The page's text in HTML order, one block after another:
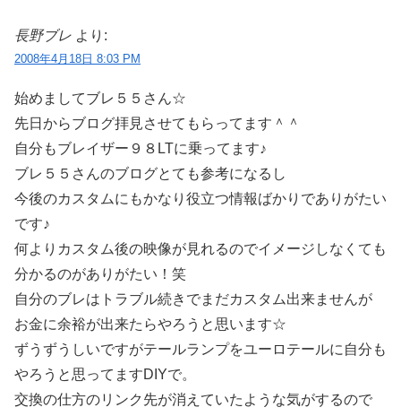
長野ブレ より:
2008年4月18日 8:03 PM
始めましてブレ５５さん☆
先日からブログ拝見させてもらってます＾＾
自分もブレイザー９８LTに乗ってます♪
ブレ５５さんのブログとても参考になるし
今後のカスタムにもかなり役立つ情報ばかりでありがたい
です♪
何よりカスタム後の映像が見れるのでイメージしなくても
分かるのがありがたい！笑
自分のブレはトラブル続きでまだカスタム出来ませんが
お金に余裕が出来たらやろうと思います☆
ずうずうしいですがテールランプをユーロテールに自分も
やろうと思ってますDIYで。
交換の仕方のリンク先が消えていたような気がするので